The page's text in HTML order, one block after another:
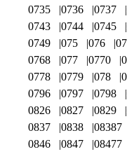
0735
0736 0737
0743
0744 0745
0749
075 076
0768
077 0770
0778
0779 078
0796
0797 0798
0826
0827 0829
0837
0838 08387
0846
0847 08477